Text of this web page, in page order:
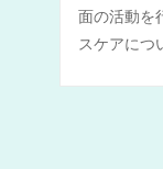
面の活動を
スケアにつ